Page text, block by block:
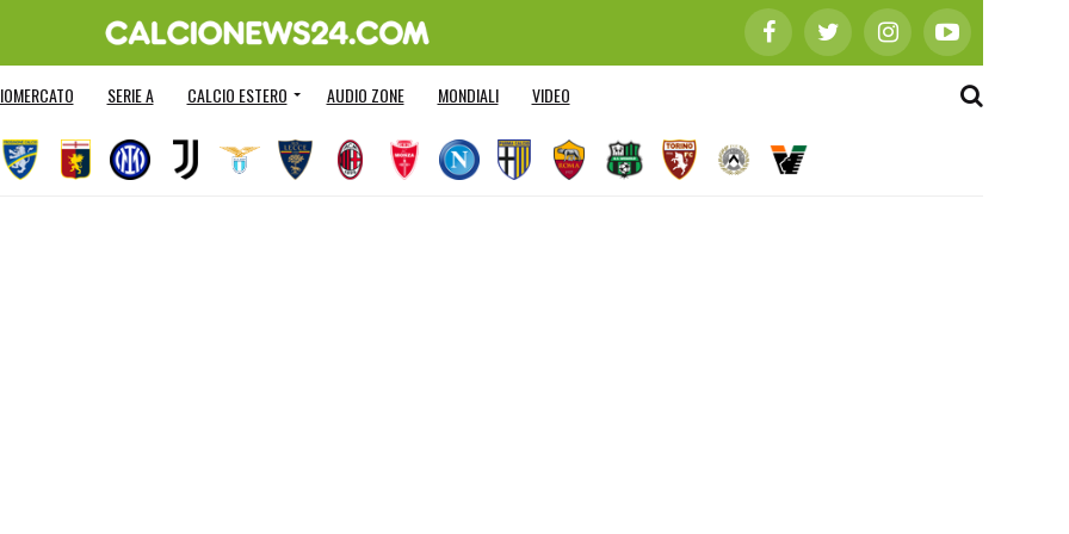
SERIE A CALCIO ESTERO AUDIO ZONE MONDIALI VIDEO